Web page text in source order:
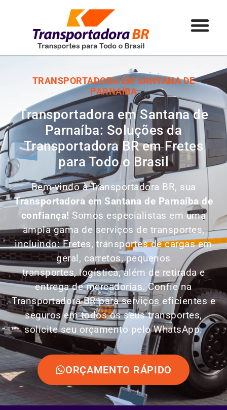
TRANSPORTADORA EM SANTANA DE
PARNAÍBA
Transportadora em Santana de
Parnaíba: Soluções da
Transportadora BR em Fretes
para Todo o Brasil
Bem-vindo à Transportadora BR, sua
Transportadora em Santana de Parnaíba de
confiança! Somos especialistas em uma
ampla gama de serviços de transportes,
incluindo: Fretes, transportes de cargas em
geral, carretos, pequenos
transportes,logística, além de retirada e
entrega de mercadorias. Confie na
Transportadora BR para serviços eficientes e
seguros em todos os seus transportes,
solicite seu orçamento pelo WhatsApp.
ORÇAMENTO RÁPIDO